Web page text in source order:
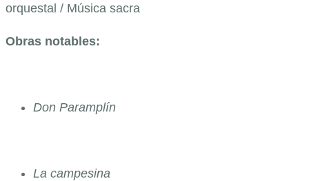
orquestal / Música sacra
Obras notables:
Don Paramplín
La campesina